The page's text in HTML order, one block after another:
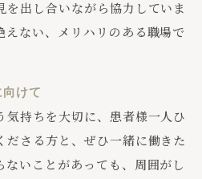
出し合いながら協力していま
えない、メリハリのある職場で
けて
持ちを大切に、患者様一人ひ
ださる方と、ぜひ一緒に働きた
いことがあっても、周囲がし